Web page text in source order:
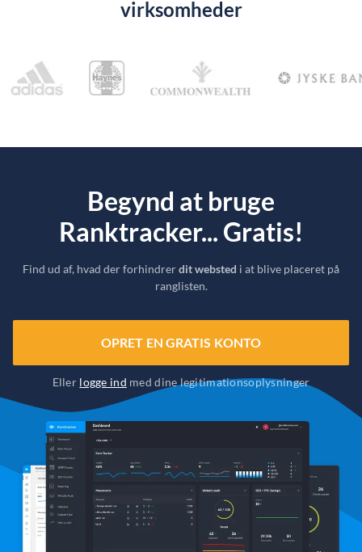
virksomheder
Begynd at bruge
Ranktracker... Gratis!
Find ud af, hvad der forhindrerdit websted i at blive placeret på
ranglisten.
OPRET EN GRATIS KONTO
Eller logge ind med dine legitimationsoplysninger